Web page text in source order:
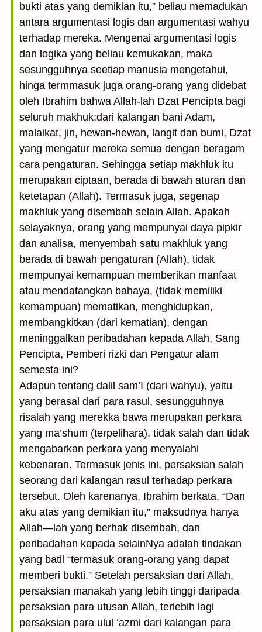
bukti atas yang demikian itu,” beliau memadukan
antara argumentasi logis dan argumentasi wahyu
terhadap mereka. Mengenai argumentasi logis
dan logika yang beliau kemukakan, maka
sesungguhnya seetiap manusia mengetahui,
hinga termmasuk juga orang-orang yang didebat
oleh Ibrahim bahwa Allah-lah Dzat Pencipta bagi
seluruh makhuk;dari kalangan bani Adam,
malaikat, jin, hewan-hewan, langit dan bumi, Dzat
yang mengatur mereka semua dengan beragam
cara pengaturan. Sehingga setiap makhluk itu
merupakan ciptaan, berada di bawah aturan dan
ketetapan (Allah). Termasuk juga, segenap
makhluk yang disembah selain Allah. Apakah
selayaknya, orang yang mempunyai daya pipkir
dan analisa, menyembah satu makhluk yang
berada di bawah pengaturan (Allah), tidak
mempunyai kemampuan memberikan manfaat
atau mendatangkan bahaya, (tidak memiliki
kemampuan) mematikan, menghidupkan,
membangkitkan (dari kematian), dengan
meninggalkan peribadahan kepada Allah, Sang
Pencipta, Pemberi rizki dan Pengatur alam
semesta ini?
Adapun tentang dalil sam’I (dari wahyu), yaitu
yang berasal dari para rasul, sesungguhnya
risalah yang merekka bawa merupakan perkara
yang ma’shum (terpelihara), tidak salah dan tidak
mengabarkan perkara yang menyalahi
kebenaran. Termasuk jenis ini, persaksian salah
seorang dari kalangan rasul terhadap perkara
tersebut. Oleh karenanya, Ibrahim berkata, “Dan
aku atas yang demikian itu,” maksudnya hanya
Allah—lah yang berhak disembah, dan
peribadahan kepada selainNya adalah tindakan
yang batil “termasuk orang-orang yang dapat
memberi bukti.” Setelah persaksian dari Allah,
persaksian manakah yang lebih tinggi daripada
persaksian para utusan Allah, terlebih lagi
persaksian para ulul ‘azmi dari kalangan para